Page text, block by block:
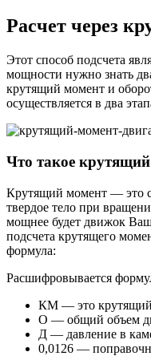
Расчет через
Этот способ подсчета
мощности нужно знать
крутящий момент и
осуществляется в два
Что такое
Крутящий момент — это
твердое тело при
мощнее будет движок
подсчета крутящего
формула:
Расшифровывается
КМ — это
О — общий объем
Д — давление в
0,0126 —